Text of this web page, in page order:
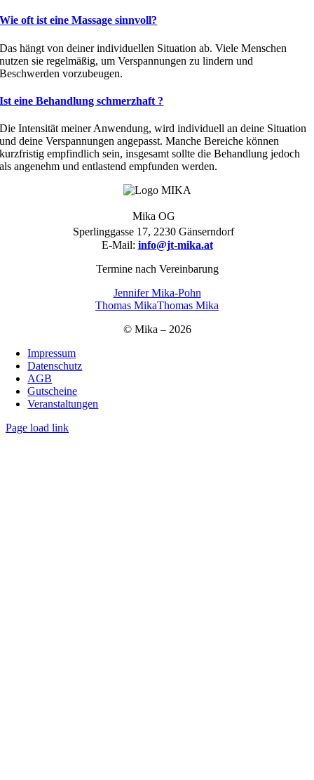
Wie oft ist eine Massage sinnvoll?
Das hängt von deiner individuellen Situation ab. Viele Menschen
nutzen sie regelmäßig, um Verspannungen zu lindern und
Beschwerden vorzubeugen.
Ist eine Behandlung schmerzhaft ?
Die Intensität meiner Anwendung, wird individuell an deine Situation
und deine Verspannungen angepasst. Manche Bereiche können
kurzfristig empfindlich sein, insgesamt sollte die Behandlung jedoch
als angenehm und entlastend empfunden werden.
Mika OG
Sperlinggasse 17, 2230 Gänserndorf
E-Mail: info@jt-mika.at
Termine nach Vereinbarung
Jennifer Mika-Pohn
Thomas MikaThomas Mika
© Mika – 2026
Impressum
Datenschutz
AGB
Gutscheine
Veranstaltungen
Page load link